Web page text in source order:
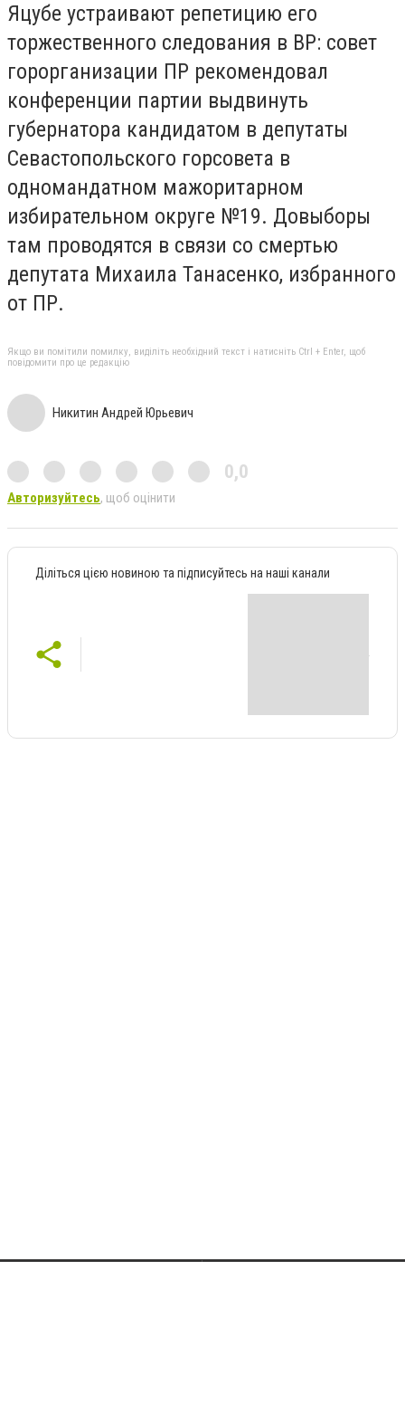
Яцубе устраивают репетицию его
торжественного следования в ВР: совет
горорганизации ПР рекомендовал
конференции партии выдвинуть
губернатора кандидатом в депутаты
Севастопольского горсовета в
одномандатном мажоритарном
избирательном округе №19. Довыборы
там проводятся в связи со смертью
депутата Михаила Танасенко, избранного
от ПР.
Якщо ви помітили помилку, виділіть необхідний текст і натисніть Ctrl + Enter, щоб
повідомити про це редакцію
Никитин Андрей Юрьевич
0,0
Авторизуйтесь, щоб оцінити
Діліться цією новиною та підписуйтесь на наші канали